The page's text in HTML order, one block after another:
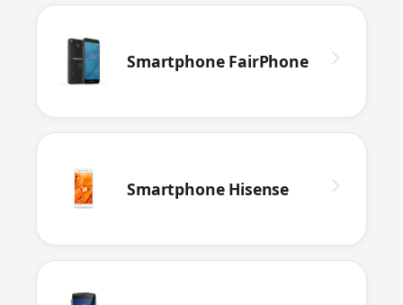
Smartphone FairPhone
Smartphone Hisense